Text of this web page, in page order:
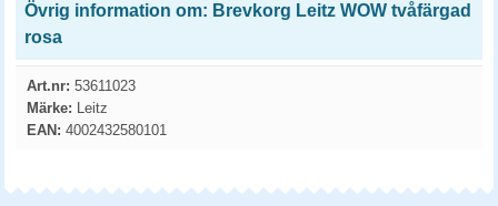
Övrig information om: Brevkorg Leitz WOW tvåfärgad
rosa
Art.nr: 53611023
Märke: Leitz
EAN: 4002432580101